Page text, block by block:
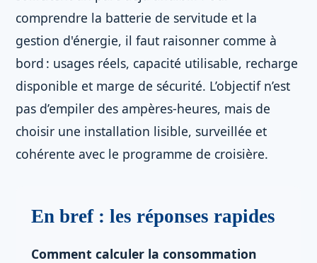
comprendre la batterie de servitude et la
gestion d'énergie, il faut raisonner comme à
bord : usages réels, capacité utilisable, recharge
disponible et marge de sécurité. L’objectif n’est
pas d’empiler des ampères-heures, mais de
choisir une installation lisible, surveillée et
cohérente avec le programme de croisière.
En bref : les réponses rapides
Comment calculer la consommation